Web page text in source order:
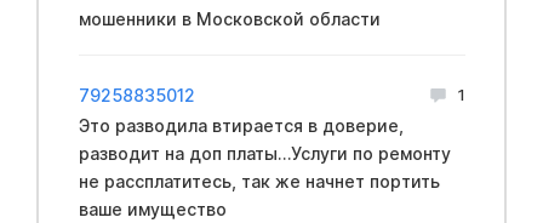
мошенники в Московской области
79258835012 1
Это разводила втирается в доверие,
разводит на доп платы...Услуги по ремонту
не рассплатитесь, так же начнет портить
ваше имущество